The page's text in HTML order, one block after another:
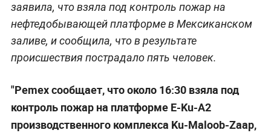
заявила, что взяла под контроль пожар на
нефтедобывающей платформе в Мексиканском
заливе, и сообщила, что в результате
происшествия пострадало пять человек.
"Pemex сообщает, что около 16:30 взяла под
контроль пожар на платформе E-Ku-A2
производственного комплекса Ku-Maloob-Zaap,